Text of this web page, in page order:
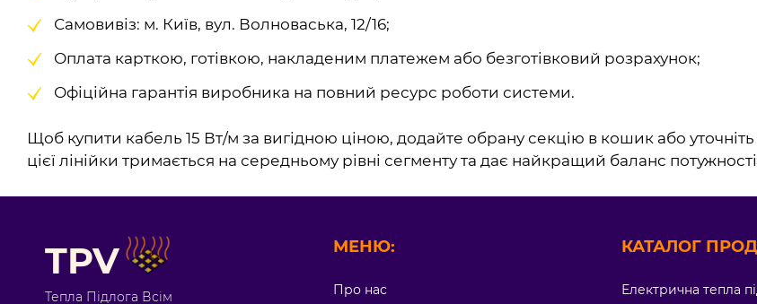
Самовивіз: м. Київ, вул. Волноваська, 12/16;
Оплата карткою, готівкою, накладеним платежем або безготівковий розрахунок;
Офіційна гарантія виробника на повний ресурс роботи системи.
Щоб купити кабель 15 Вт/м за вигідною ціною, додайте обрану секцію в кошик або уточніть
цієї лінійки тримається на середньому рівні сегменту та дає найкращий баланс
TPV
Тепла Підлога Всім
МЕНЮ:
Про нас
КАТАЛОГ
Електрична тепла